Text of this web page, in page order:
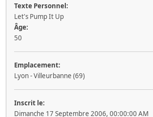
Texte Personnel:
Let's Pump It Up
Âge:
50
Emplacement:
Lyon - Villeurbanne (69)
Inscrit le:
Dimanche 17 Septembre 2006, 00:00:00 AM